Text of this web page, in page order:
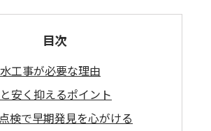
目次
工事が必要な理由
安く抑えるポイント
検で早期発見を心がける